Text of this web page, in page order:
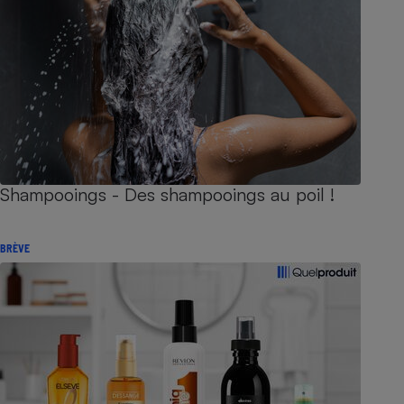
Shampooings - Des shampooings au poil !
BRÈVE